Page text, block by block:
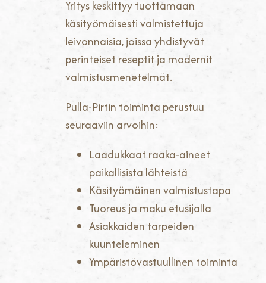
Yritys keskittyy tuottamaan
käsityömäisesti valmistettuja
leivonnaisia, joissa yhdistyvät
perinteiset reseptit ja modernit
valmistusmenetelmät.
Pulla-Pirtin toiminta perustuu
seuraaviin arvoihin:
Laadukkaat raaka-aineet
paikallisista lähteistä
Käsityömäinen valmistustapa
Tuoreus ja maku etusijalla
Asiakkaiden tarpeiden
kuunteleminen
Ympäristövastuullinen toiminta